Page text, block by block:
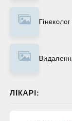
ЛІКАРІ: